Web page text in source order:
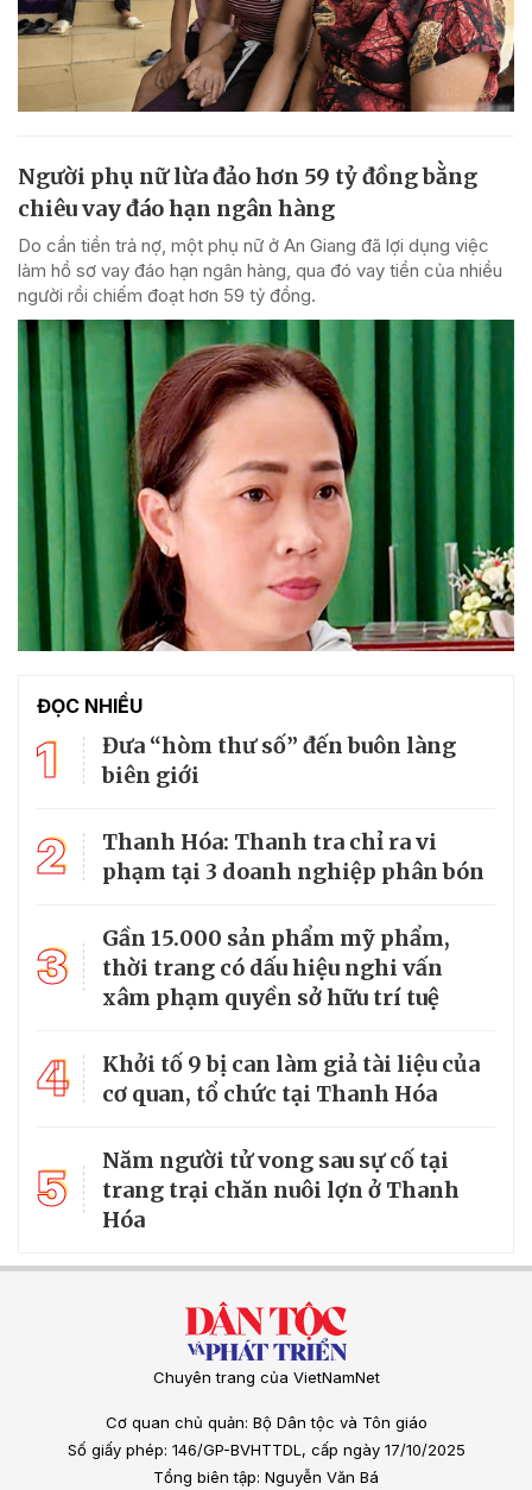
Người phụ nữ lừa đảo hơn 59 tỷ đồng bằng
chiêu vay đáo hạn ngân hàng
Do cần tiền trả nợ, một phụ nữ ở An Giang đã lợi dụng việc
làm hồ sơ vay đáo hạn ngân hàng, qua đó vay tiền của nhiều
người rồi chiếm đoạt hơn 59 tỷ đồng.
ĐỌC NHIỀU
1
Đưa “hòm thư số” đến buôn làng
biên giới
2
Thanh Hóa: Thanh tra chỉ ra vi
phạm tại 3 doanh nghiệp phân bón
3
Gần 15.000 sản phẩm mỹ phẩm,
thời trang có dấu hiệu nghi vấn
xâm phạm quyền sở hữu trí tuệ
4
Khởi tố 9 bị can làm giả tài liệu của
cơ quan, tổ chức tại Thanh Hóa
5
Năm người tử vong sau sự cố tại
trang trại chăn nuôi lợn ở Thanh
Hóa
Chuyên trang của VietNamNet
Cơ quan chủ quản: Bộ Dân tộc và Tôn giáo
Số giấy phép: 146/GP-BVHTTDL, cấp ngày 17/10/2025
Tổng biên tập: Nguyễn Văn Bá